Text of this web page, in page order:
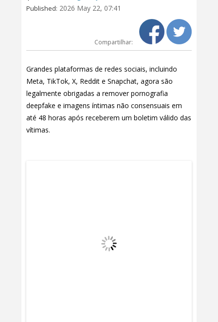
Published: 2026 May 22, 07:41
Compartilhar:
Grandes plataformas de redes sociais, incluindo
Meta, TikTok, X, Reddit e Snapchat, agora são
legalmente obrigadas a remover pornografia
deepfake e imagens íntimas não consensuais em
até 48 horas após receberem um boletim válido das
vítimas.